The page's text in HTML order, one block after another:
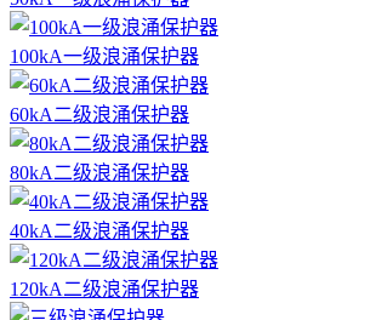
100kA一级浪涌保护器
60kA二级浪涌保护器
80kA二级浪涌保护器
40kA二级浪涌保护器
120kA二级浪涌保护器